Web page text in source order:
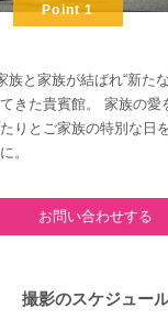
Point 1
族と家族が結ばれ“新た
きた貴賓館。 家族の愛
りとご家族の特別な日
。
お問い合わせする
撮影のスケジュー